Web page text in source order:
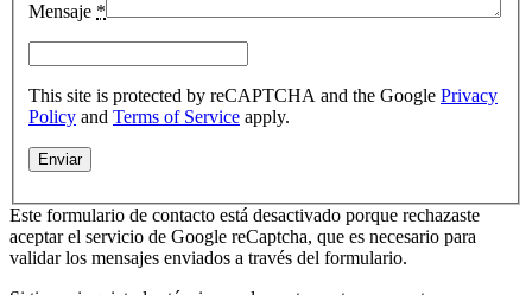
Mensaje *
This site is protected by reCAPTCHA and the Google Privacy
Policy and Terms of Service apply.
Este formulario de contacto está desactivado porque rechazaste
aceptar el servicio de Google reCaptcha, que es necesario para
validar los mensajes enviados a través del formulario.